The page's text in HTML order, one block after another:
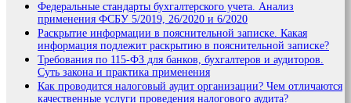
Федеральные стандарты бухгалтерского учета. Анализ
применения ФСБУ 5/2019, 26/2020 и 6/2020
Раскрытие информации в пояснительной записке. Какая
информация подлежит раскрытию в пояснительной записке?
Требования по 115-ФЗ для банков, бухгалтеров и аудиторов.
Суть закона и практика применения
Как проводится налоговый аудит организации? Чем отличаются
качественные услуги проведения налогового аудита?